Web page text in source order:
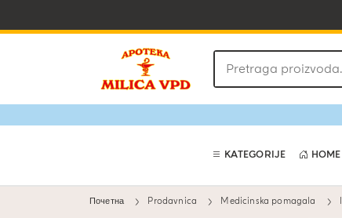
Pretraga
proizvoda
KATEGORIJE HOME
Почетна Prodavnica Medicinska pomagala